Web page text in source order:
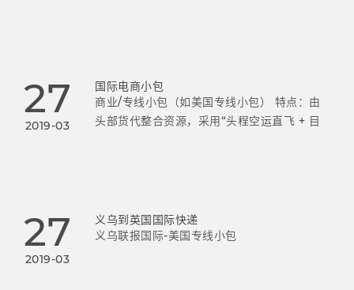
27
2019-03
国际电商小包
商业/专线小包（如美国专线小包） 特点：由
头部货代整合资源，采用“头程空运直飞 + 目
低。 适用场景
27
2019-03
义乌到英国国际快递
义乌联报国际-美国专线小包